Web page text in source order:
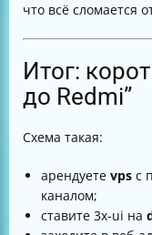
что всё сломается
Итог:
до Redmi”
Схема такая:
арендуете vps с
каналом;
ставите 3x-ui на